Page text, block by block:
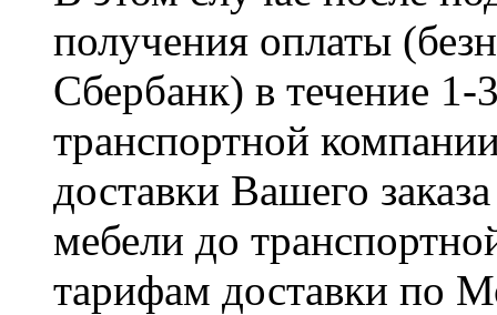
получения оплаты
Сбербанк) в течение
транспортной
доставки Вашего
мебели до
тарифам доставки по